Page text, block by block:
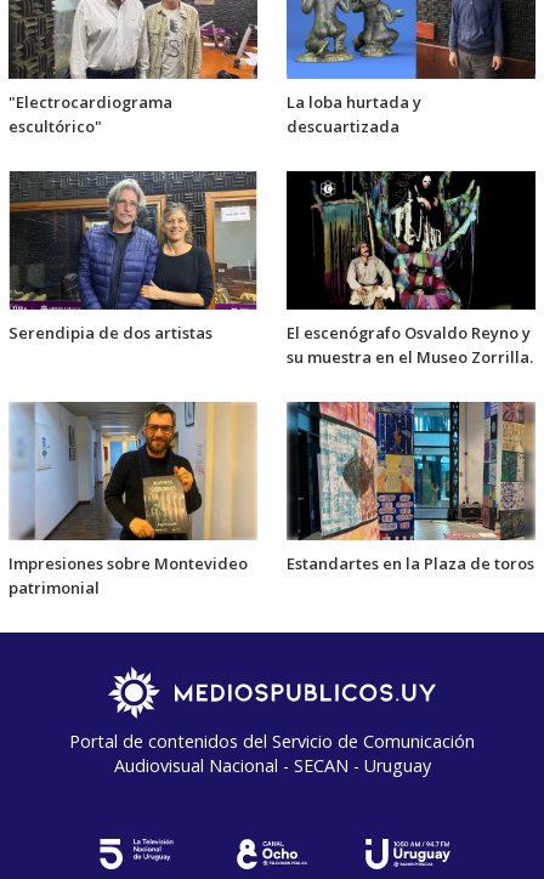
"Electrocardiograma
escultórico"
La loba hurtada y
descuartizada
Serendipia de dos artistas
El escenógrafo Osvaldo Reyno y
su muestra en el Museo Zorrilla.
Impresiones sobre Montevideo
patrimonial
Estandartes en la Plaza de toros
Portal de contenidos del Servicio de Comunicación
Audiovisual Nacional - SECAN - Uruguay